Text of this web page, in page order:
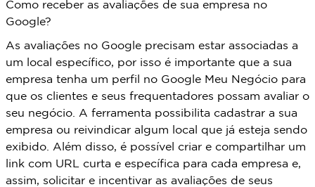
Como receber as avaliações de sua empresa no
Google?
As avaliações no Google precisam estar associadas a
um local específico, por isso é importante que a sua
empresa tenha um perfil no Google Meu Negócio para
que os clientes e seus frequentadores possam avaliar o
seu negócio. A ferramenta possibilita cadastrar a sua
empresa ou reivindicar algum local que já esteja sendo
exibido. Além disso, é possível criar e compartilhar um
link com URL curta e específica para cada empresa e,
assim, solicitar e incentivar as avaliações de seus